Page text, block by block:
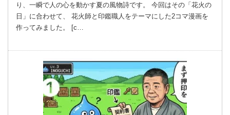
り、一瞬で人の心を動かす夏の風物詩です。 今回はその「花火の
日」に合わせて、 花火師と印鑑職人をテーマにした2コマ漫画を
作ってみました。 [c…